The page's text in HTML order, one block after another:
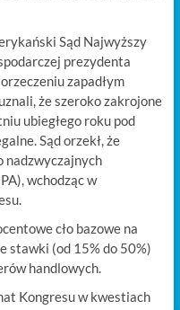
Sąd Najwyższy
prezydenta
zapadłym
że szeroko zakrojone
ubiegłego roku pod
Sąd orzekł, że
nadzwyczajnych
wchodząc w
cło bazowe na
stawki (od 15% do 50%)
handlowych.
Kongresu w kwestiach